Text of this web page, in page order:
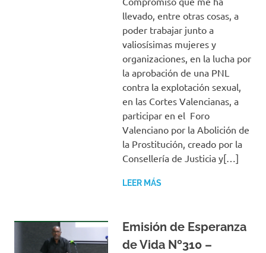
llevado, entre otras cosas, a
poder trabajar junto a
valiosísimas mujeres y
organizaciones, en la lucha por
la aprobación de una PNL
contra la explotación sexual,
en las Cortes Valencianas, a
participar en el Foro
Valenciano por la Abolición de
la Prostitución, creado por la
Consellería de Justicia y[…]
LEER MÁS
Emisión de Esperanza
de Vida Nº310 –